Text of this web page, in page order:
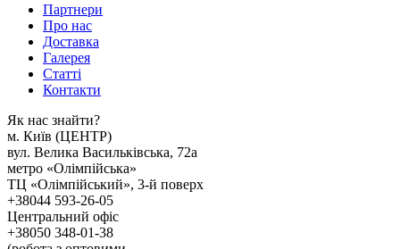
Партнери
Про нас
Доставка
Галерея
Статтi
Контакти
Як наc знайти?
м. Киïв (ЦЕНТР)
вул. Велика Васильківська, 72а
метро «Олімпійська»
ТЦ «Олімпійський», 3-й поверх
+38044 593-26-05
Центральний офіс
+38050 348-01-38